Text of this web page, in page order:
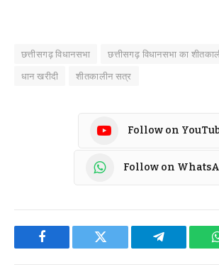
छत्तीसगढ़ विधानसभा
छत्तीसगढ़ विधानसभा का
धान खरीदी
शीतकालीन सत्र
Follow on
Follow on
Facebook Twitter Telegram